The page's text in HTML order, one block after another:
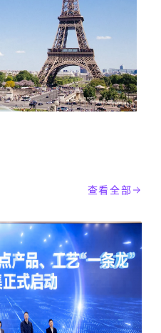
查看全部